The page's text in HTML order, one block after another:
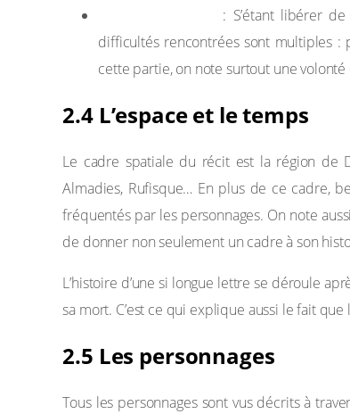
: S’étant libérer
difficultés rencontrées sont multiples :
cette partie, on note surtout une
2.4 L’espace et le temps
Le cadre spatiale du récit est la région de
Almadies, Rufisque… En plus de ce cadre,
fréquentés par les personnages. On note
de donner non seulement un cadre à son
L’histoire d’une si longue lettre se déroule
sa mort. C’est ce qui explique aussi le fait
2.5 Les personnages
Tous les personnages sont vus décrits à